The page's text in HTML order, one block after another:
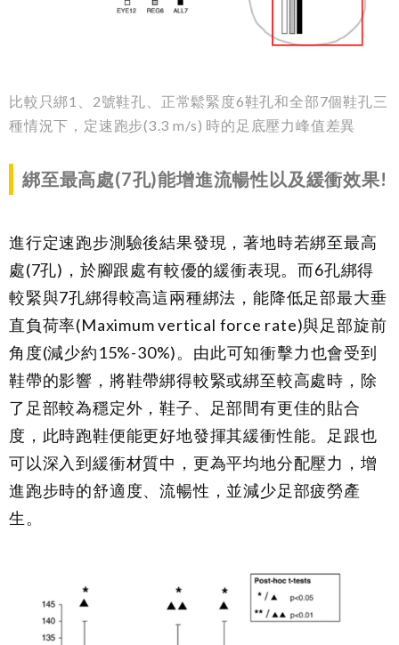
比較只綁1、2號鞋孔、正常鬆緊度6鞋孔和全部7個鞋孔三
種情況下，定速跑步(3.3 m/s) 時的足底壓力峰值差異
綁至最高處(7孔)能增進流暢性以及緩衝效果!
進行定速跑步測驗後結果發現，著地時若綁至最高
處(7孔) ，於腳跟處有較優的緩衝表現。而6孔綁得
較緊與7孔綁得較高這兩種綁法，能降低足部最大垂
直負荷率(Maximum vertical force rate)與足部旋前
角度(減少約15%-30%)。由此可知衝擊力也會受到
鞋帶的影響，將鞋帶綁得較緊或綁至較高處時，除
了足部較為穩定外，鞋子、足部間有更佳的貼合
度，此時跑鞋便能更好地發揮其緩衝性能。足跟也
可以深入到緩衝材質中，更為平均地分配壓力，增
進跑步時的舒適度、流暢性，並減少足部疲勞產
生。